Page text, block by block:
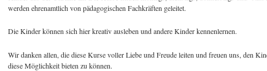
werden ehrenamtlich von pädagogischen Fachkräften geleitet.
Die Kinder können sich hier kreativ ausleben und andere Kinder kennenlernen.
Wir danken allen, die diese Kurse voller Liebe und Freude leiten und freuen uns, den
diese Möglichkeit bieten zu können.